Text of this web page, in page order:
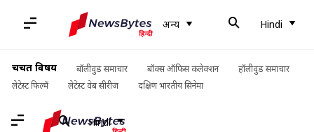
अन्य Hindi
चर्चित विषय बॉलीवुड समाचार बॉक्स ऑफिस कलेक्शन
हॉलीवुड समाचार
लेटेस्ट फिल्में
लेटेस्ट वेब सीरीज दक्षिण भारतीय सिनेमा
Hindi